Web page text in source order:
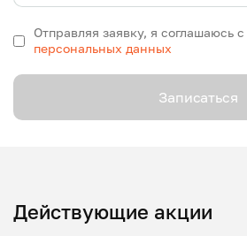
Отправляя заявку, я соглашаюсь с
персональных данных
Записаться
Действующие акции